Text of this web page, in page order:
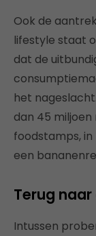
Ook de
lifestyle staat
dat de
het
dan 45
foodstamps,
een
Terug
Intussen